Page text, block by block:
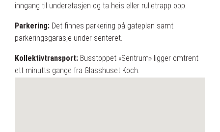
inngang til underetasjen og ta heis eller rulletrapp opp.
Parkering: Det finnes parkering på gateplan samt
parkeringsgarasje under senteret.
Kollektivtransport: Busstoppet «Sentrum» ligger omtrent
ett minutts gange fra Glasshuset Koch.